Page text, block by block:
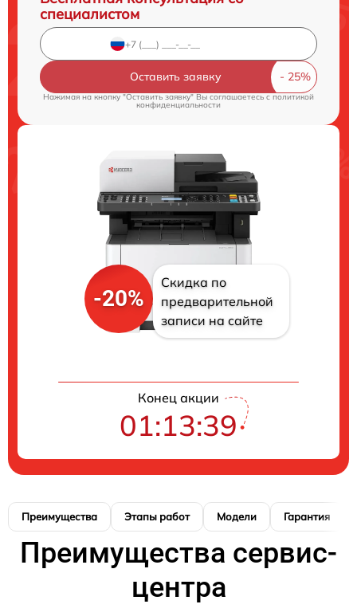
специалистом
Оставить заявку
Нажимая на кнопку "Оставить заявку" Вы соглашаетесь c политикой
конфиденциальности
-20%
Скидка по
предварительной
записи на сайте
Конец акции
01:13:39
Преимущества Этапы работ Модели Гарантия
Преимущества сервис-
центра